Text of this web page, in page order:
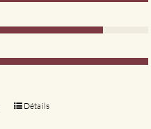
CeDétails